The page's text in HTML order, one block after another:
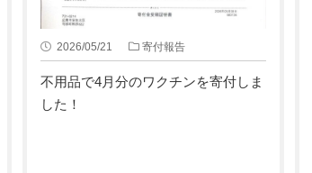
2026/05/21 寄付報告
不用品で4月分のワクチンを寄付しま
した！